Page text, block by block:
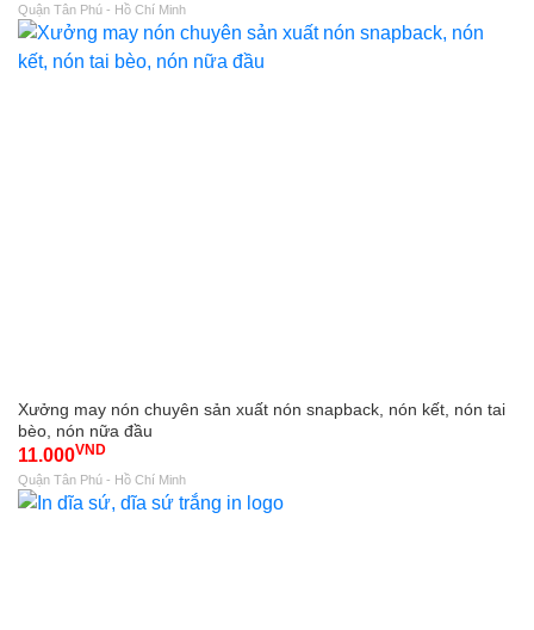
Quận Tân Phú - Hồ Chí Minh
Xưởng may nón chuyên sản xuất nón snapback, nón kết, nón tai
bèo, nón nữa đầu
11.000VND
Quận Tân Phú - Hồ Chí Minh